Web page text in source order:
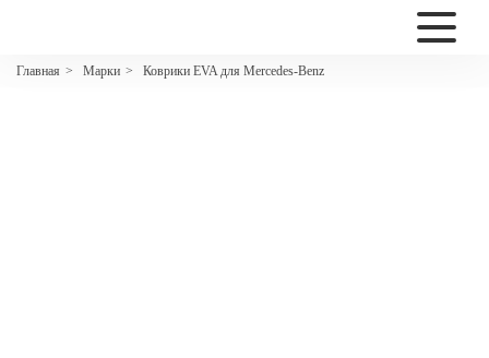
Главная > Марки > Коврики EVA для Mercedes-Benz
2200